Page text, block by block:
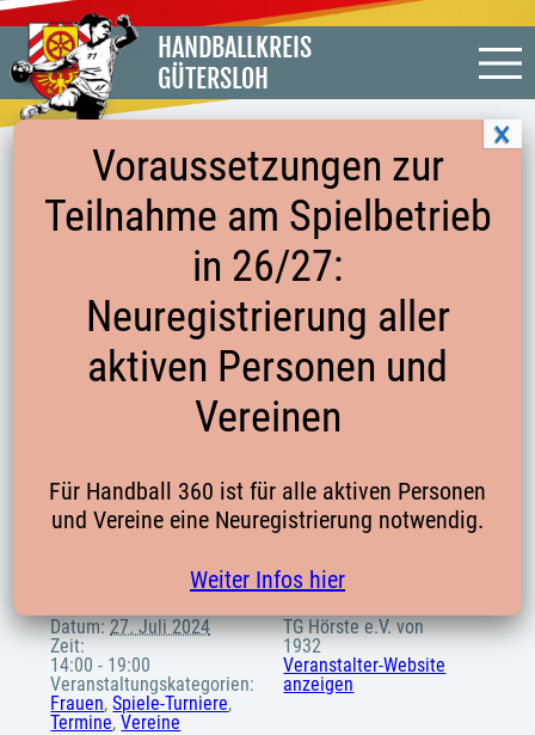
HANDBALLKREIS
GÜTERSLOH
« Alle Veranstaltungen
Diese Veranstaltung hat bereits stattgefunden.
Turnier Damen: TG Hörste
27. Juli 2024 14:00-19:00
Zum Kalender hinzufügen
Datum: 27. Juli 2024
Zeit:
14:00 - 19:00
Veranstaltungskategorien:
Frauen,Spiele-Turniere,
Termine,Vereine
Veranstalter
TG Hörste e.V. von
1932
Veranstalter-Website
anzeigen
Voraussetzungen zur
Teilnahme am Spielbetrieb
in 26/27:
Neuregistrierung aller
aktiven Personen und
Vereinen
Für Handball 360 ist für alle aktiven Personen
und Vereine eine Neuregistrierung notwendig.
Weiter Infos hier